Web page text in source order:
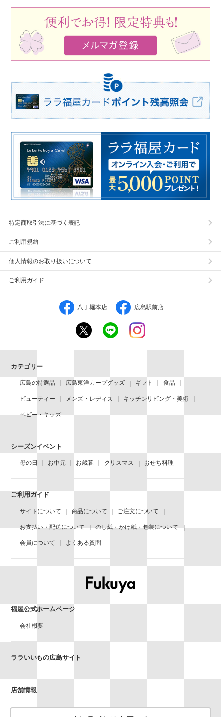
特定商取引法に基づく表記
ご利用規約
個人情報のお取り扱いについて
ご利用ガイド
八丁堀本店 広島駅前店
カテゴリー
広島の特選品 広島東洋カープグッズ ギフト 食品
ビューティー メンズ・レディス キッチンリビング・美術
ベビー・キッズ
シーズンイベント
母の日 お中元 お歳暮 クリスマス おせち料理
ご利用ガイド
サイトについて 商品について ご注文について
お支払い・配送について のし紙・かけ紙・包装について
会員について よくある質問
福屋公式ホームページ
会社概要
ララいいもの広島サイト
店舗情報